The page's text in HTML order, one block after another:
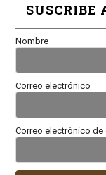
SUSCRIBE
Nombre
Correo electrónico
Correo electrónico